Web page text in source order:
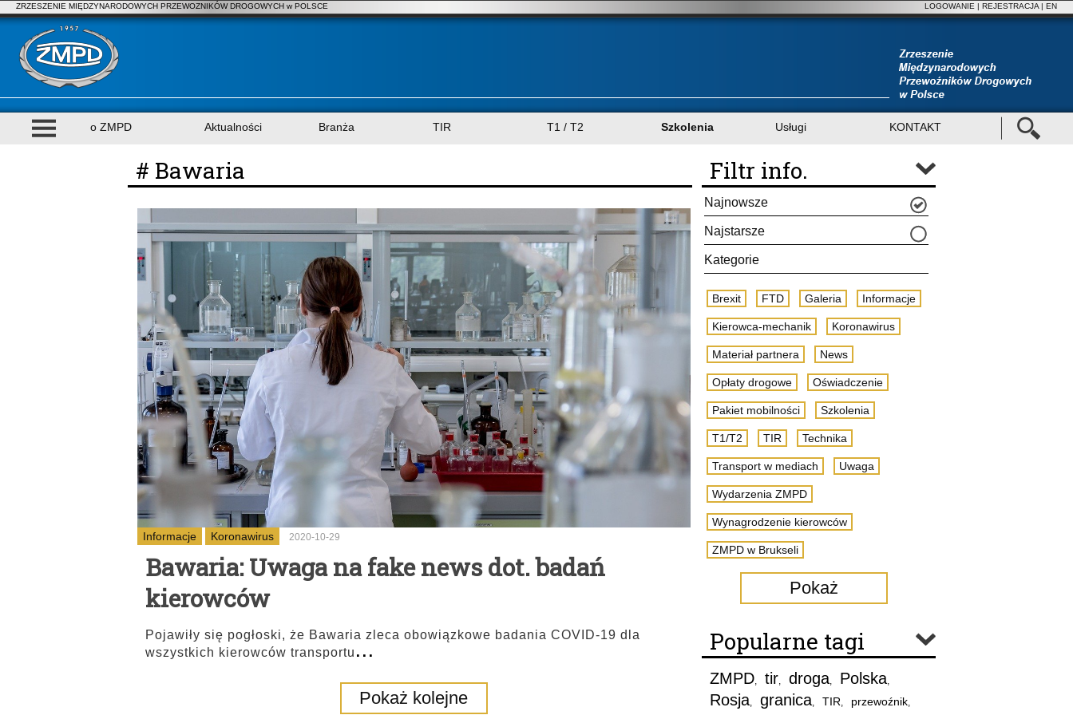
ZRZESZENIE MIĘDZYNARODOWYCH PRZEWOZNIKÓW DROGOWYCH w POLSCE LOGOWANIE | REJESTRACJA | EN
o ZMPD Aktualności Branża TIR T1 / T2 Szkolenia Usługi KONTAKT
# Bawaria
Informacje Koronawirus 2020-10-29
Bawaria: Uwaga na fake news dot. badań
kierowców
Pojawiły się pogłoski, że Bawaria zleca obowiązkowe badania COVID-19 dla
wszystkich kierowców transportu...
Pokaż kolejne
Filtr info.
Najnowsze
Najstarsze
Kategorie
Brexit FTD Galeria Informacje
Kierowca-mechanik Koronawirus
Materiał partnera News
Opłaty drogowe Oświadczenie
Pakiet mobilności Szkolenia
T1/T2 TIR Technika
Transport w mediach Uwaga
Wydarzenia ZMPD
Wynagrodzenie kierowców
ZMPD w Brukseli
Pokaż
Popularne tagi
ZMPD, tir, droga, Polska,
Rosja, granica, TIR, przewoźnik,